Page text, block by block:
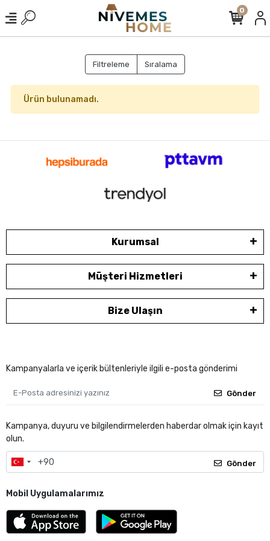
0
Filtreleme Sıralama
Ürün bulunamadı.
Kurumsal
Müşteri Hizmetleri
Bize Ulaşın
Kampanyalarla ve içerik bültenleriyle ilgili e-posta gönderimi
Gönder
Kampanya, duyuru ve bilgilendirmelerden haberdar olmak için kayıt
olun.
Gönder
Mobil Uygulamalarımız